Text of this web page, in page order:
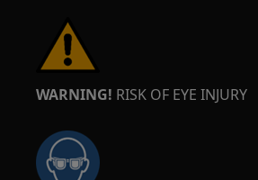
WARNING! RISK OF EYE INJURY